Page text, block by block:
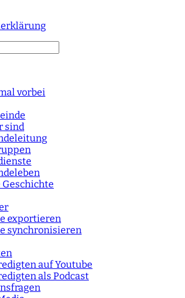
vorbei
sind
Geschichte
exportieren
synchronisieren
auf Youtube
als Podcast